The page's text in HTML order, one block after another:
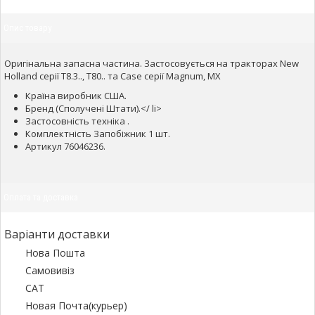
Оригінальна запасна частина. Застосовується на тракторах New
Holland серії T8.3.., T80.. та Case серії Magnum, MX
Країна виробник США.
Бренд (Сполучені Штати).</ li>
Застосовність техніка .
Комплектність Запобіжник 1 шт.
Артикул 76046236.
Варіанти доставки
Нова Пошта
Самовивіз
САТ
Новая Почта(курьер)